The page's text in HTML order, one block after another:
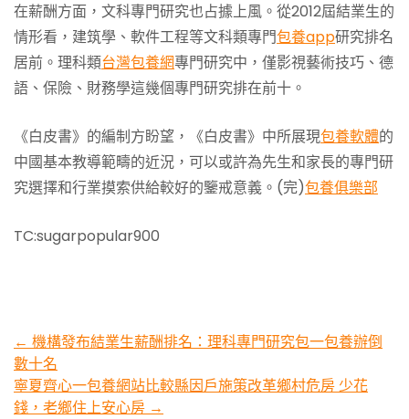
在薪酬方面，文科專門研究也占據上風。從2012屆結業生的
情形看，建筑學、軟件工程等文科類專門包養app研究排名
居前。理科類台灣包養網專門研究中，僅影視藝術技巧、德
語、保險、財務學這幾個專門研究排在前十。
《白皮書》的編制方盼望，《白皮書》中所展現包養軟體的
中國基本教導範疇的近況，可以或許為先生和家長的專門研
究選擇和行業摸索供給較好的鑒戒意義。(完)包養俱樂部
TC:sugarpopular900
Post
navigation
← 機構發布結業生薪酬排名：理科專門研究包一包養辦倒
數十名
寧夏齊心一包養網站比較縣因戶施策改革鄉村危房 少花
錢，老鄉住上安心房 →